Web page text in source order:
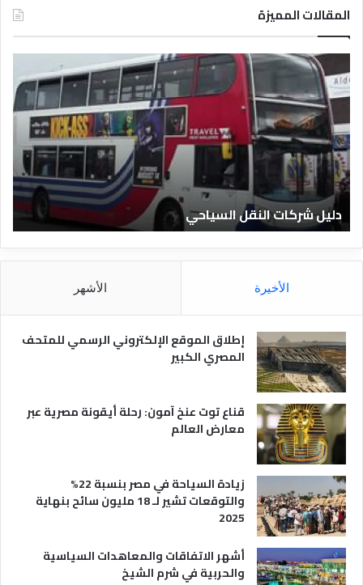
المقالات المميزة
ل
ي
ش
ر
ك
ا
ت
ل
ن
ق
ل
س
ح
ي
دليل شركات النقل السياحي
ا
ر
الأخيرة الأشهر
إطلاق الموقع الإلكتروني الرسمي للمتحف
المصري الكبير
قناع توت عنخ آمون: رحلة أيقونة مصرية عبر
معارض العالم
زيادة السياحة في مصر بنسبة 22%
والتوقعات تشير لـ 18 مليون سائح بنهاية
2025
أشهر الاتفاقات والمعاهدات السياسية
والحربية في شرم الشيخ